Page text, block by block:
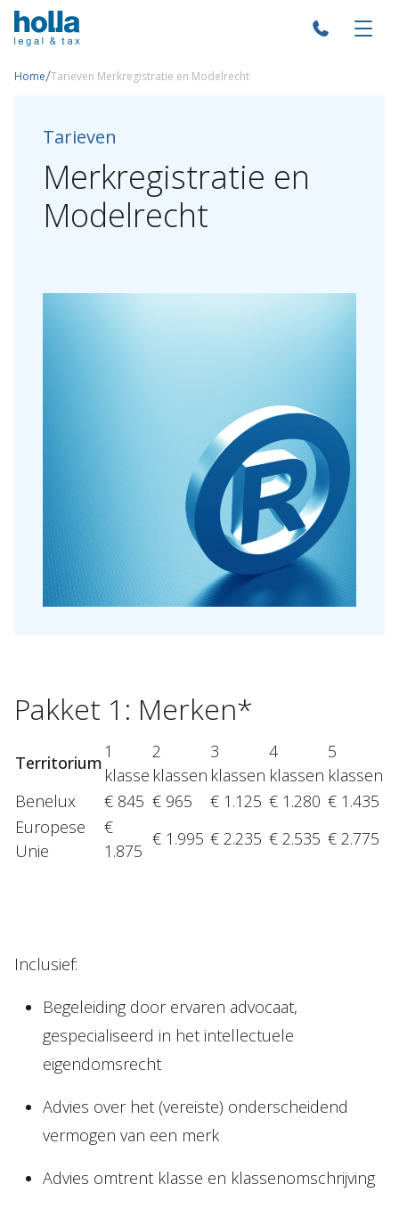
Over Holla
Internationaal
Nieuws
NL EN DE
Home/Tarieven Merkregistratie en Modelrecht
Tarieven
Merkregistratie en
Modelrecht
Pakket 1: Merken*
Territorium
1
klasse
2
klassen
3
klassen
4
klassen
5
klassen
Benelux
€ 845 € 965 € 1.125 € 1.280 € 1.435
Europese
Unie
€
1.875
€ 1.995 € 2.235 € 2.535 € 2.775
Inclusief:
Begeleiding door ervaren advocaat,
gespecialiseerd in het intellectuele
eigendomsrecht
Advies over het (vereiste) onderscheidend
vermogen van een merk
Advies omtrent klasse en klassenomschrijving